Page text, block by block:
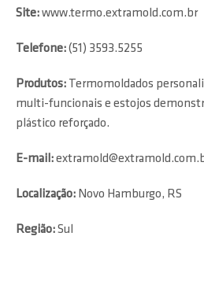
Site:www.termo.extramold.com.br
Telefone:(51) 3593.5255
Produtos: Termomoldados
multi-funcionais e estojos
plástico reforçado.
E-mail:
Localização: Novo Hamburgo, RS
Região:Sul